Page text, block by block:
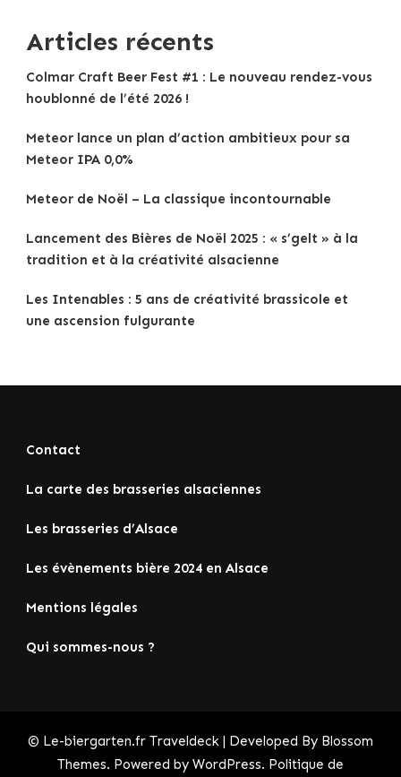
Articles récents
Colmar Craft Beer Fest #1 : Le nouveau rendez-vous
houblonné de l’été 2026 !
Meteor lance un plan d’action ambitieux pour sa
Meteor IPA 0,0%
Meteor de Noël – La classique incontournable
Lancement des Bières de Noël 2025 : « s’gelt » à la
tradition et à la créativité alsacienne
Les Intenables : 5 ans de créativité brassicole et
une ascension fulgurante
Contact
La carte des brasseries alsaciennes
Les brasseries d’Alsace
Les évènements bière 2024 en Alsace
Mentions légales
Qui sommes-nous ?
© Le-biergarten.fr Traveldeck | Developed By Blossom
Themes. Powered by WordPress. Politique de